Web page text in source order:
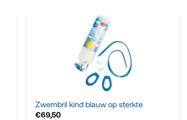
Zwembril kind blauw op sterkte
€69,50